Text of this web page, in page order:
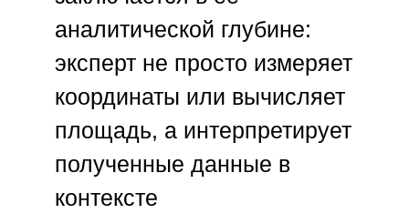
аналитической глубине:
эксперт не просто измеряет
координаты или вычисляет
площадь, а интерпретирует
полученные данные в
контексте